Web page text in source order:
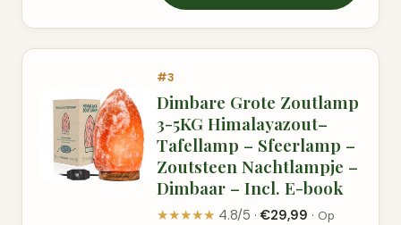
#3
Dimbare Grote Zoutlamp
3-5KG Himalayazout–
Tafellamp – Sfeerlamp –
Zoutsteen Nachtlampje –
Dimbaar – Incl. E-book
★★★★★ 4.8/5 ·€29,99 · Op